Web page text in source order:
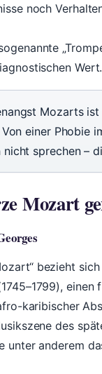
noch
Wert.
Mozarts
einer Phobie
sprechen –
Mozart
bezieht
einen
karibischer
des
unter anderem